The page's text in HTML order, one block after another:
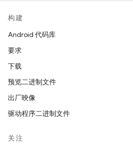
构建
Android 代码库
要求
下载
预览二进制文件
出厂映像
驱动程序二进制文件
关注